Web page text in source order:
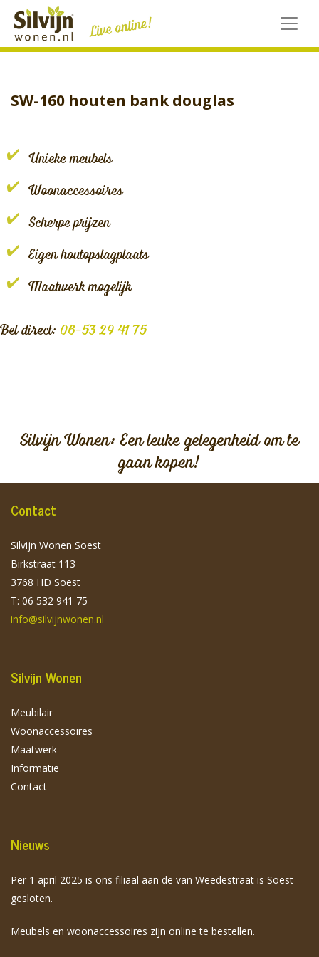
Skip
content
SW-160 houten bank douglas
Unieke meubels
Woonaccessoires
Scherpe prijzen
Eigen houtopslagplaats
Maatwerk mogelijk
Bel direct: 06-53 29 41 75
Silvijn Wonen: Een leuke gelegenheid om te
gaan kopen!
Contact
Silvijn Wonen Soest
Birkstraat 113
3768 HD Soest
T: 06 532 941 75
info@silvijnwonen.nl
Silvijn Wonen
Meubilair
Woonaccessoires
Maatwerk
Informatie
Contact
Nieuws
Per 1 april 2025 is ons filiaal aan de van Weedestraat is Soest
gesloten.
Meubels en woonaccessoires zijn online te bestellen.